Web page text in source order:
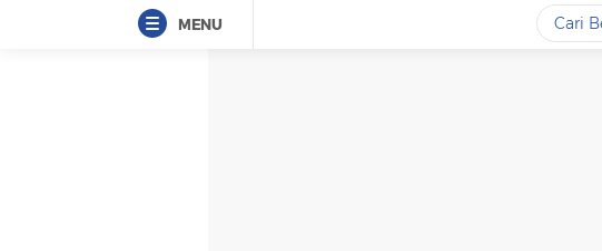
MENU